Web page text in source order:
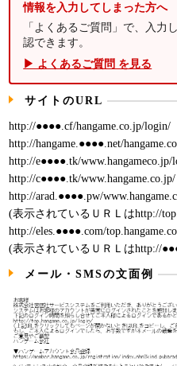
情報を入力してしまった方へ
「よくあるご質問」で、入力
認できます。
▶ よくあるご質問 を見る
サイトのURL
http://●●●●.cf/hangame.co.jp/login/
http://hangame.●●●●.net/
http://e●●●●.tk/www.hangameco.jp/
http://c●●●●.tk/www.hangame.co.jp/
http://arad.●●●●.pw/
(表示されているＵＲＬはhttp://
http://eles.●●●●.com/
(表示されているＵＲＬはhttp://
メール・SMSの文面例